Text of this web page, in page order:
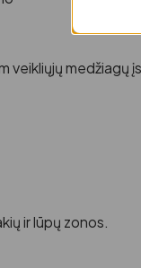
veikliųjų medžiagų
ir lūpų zonos.